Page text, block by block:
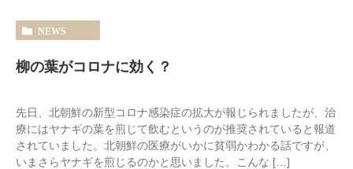
NEWS
柳の葉がコロナに効く？
先日、北朝鮮の新型コロナ感染症の拡大が報じられましたが、治
療にはヤナギの葉を煎じて飲むというのが推奨されていると報道
されていました。北朝鮮の医療がいかに貧弱かわかる話ですが、
いまさらヤナギを煎じるのかと思いました。こんな […]